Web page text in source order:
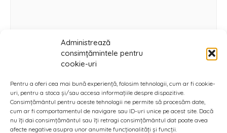
Administrează
consimțămintele pentru
cookie-uri
Pentru a oferi cea mai bună experiență, folosim tehnologii, cum ar fi cookie-
uri, pentru a stoca și/sau accesa informațiile despre dispozitive.
Consimțământul pentru aceste tehnologii ne permite să procesăm date,
cum ar fi comportamentul de navigare sau ID-uri unice pe acest site. Dacă
nu îți dai consimțământul sau îți retragi consimțământul dat poate avea
afecte negative asupra unor anumite funcționalități și funcții.
SPARGATORUL DE NUCI